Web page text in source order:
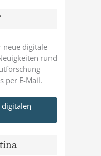
neue digitale
rund
per E-Mail.